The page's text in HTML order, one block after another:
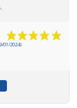
01/2024)